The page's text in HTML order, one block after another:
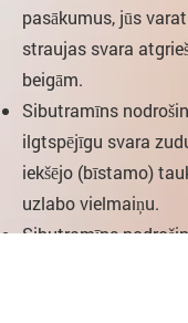
pasākumus, jūs
straujas svara
beigām.
Sibutramīns
ilgtspējīgu svara
iekšējo (bīstamo)
uzlabo vielmaiņu.
Sibutramīns